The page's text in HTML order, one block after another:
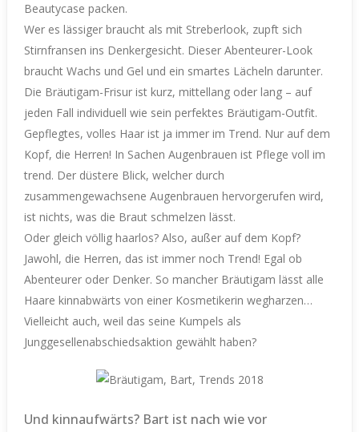
Beautycase packen.
Wer es lässiger braucht als mit Streberlook, zupft sich
Stirnfransen ins Denkergesicht. Dieser Abenteurer-Look
braucht Wachs und Gel und ein smartes Lächeln darunter.
Die Bräutigam-Frisur ist kurz, mittellang oder lang – auf
jeden Fall individuell wie sein perfektes Bräutigam-Outfit.
Gepflegtes, volles Haar ist ja immer im Trend. Nur auf dem
Kopf, die Herren! In Sachen Augenbrauen ist Pflege voll im
trend. Der düstere Blick, welcher durch
zusammengewachsene Augenbrauen hervorgerufen wird,
ist nichts, was die Braut schmelzen lässt.
Oder gleich völlig haarlos? Also, außer auf dem Kopf?
Jawohl, die Herren, das ist immer noch Trend! Egal ob
Abenteurer oder Denker. So mancher Bräutigam lässt alle
Haare kinnabwärts von einer Kosmetikerin wegharzen…
Vielleicht auch, weil das seine Kumpels als
Junggesellenabschiedsaktion gewählt haben?
Und kinnaufwärts? Bart ist nach wie vor